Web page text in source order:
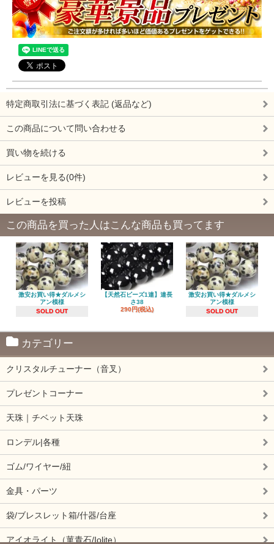
特定商取引法に基づく表記 (返品など)
この商品について問い合わせる
買い物を続ける
レビューを見る(0件)
レビューを投稿
この商品を買った人はこんな商品も買ってます
激安お買い得★ダルメシ
アン模様
SOLD OUT
【天然石ビーズ1連】連長
さ38
290円(税込)
激安お買い得★ダルメシ
アン模様
SOLD OUT
カテゴリー
クリスタルチューナー（音叉）
プレゼントコーナー
天珠｜チベット天珠
ロンデル|各種
ゴム/ワイヤー/紐
金具・パーツ
袋/ブレスレット箱/什器/台座
アイオライト（菫青石/Iolite）